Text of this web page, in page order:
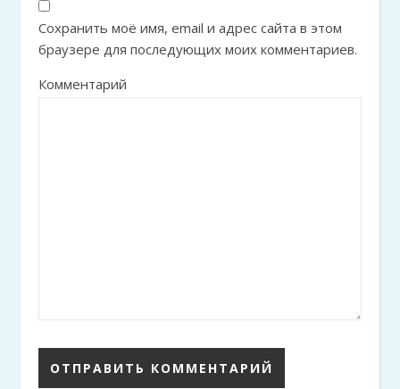
Сохранить моё имя, email и адрес сайта в этом
браузере для последующих моих комментариев.
Комментарий